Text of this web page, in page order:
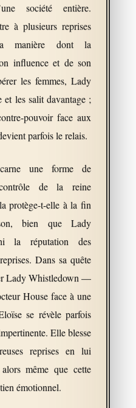
société entière.
à plusieurs reprises
manière dont la
influence et de son
les femmes, Lady
et les salit davantage ;
pouvoir face aux
parfois le relais.
une forme de
de la reine
protège-t-elle à la fin
bien que Lady
la réputation des
Dans sa quête
Lady Whistledown —
House face à une
se révèle parfois
Elle blesse
reprises en lui
même que cette
émotionnel.